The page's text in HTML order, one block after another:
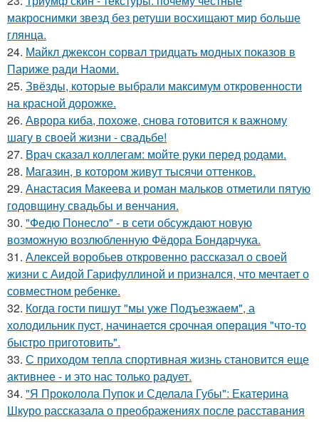
макроснимки звезд без ретуши восхищают мир больше
глянца.
24. Майкл джексон сорвал тридцать модных показов в
Париже ради Наоми.
25. Звёзды, которые выбрали максимум откровенности
на красной дорожке.
26. Аврора киба, похоже, снова готовится к важному
шагу в своей жизни - свадьбе!
27. Врач сказал коллегам: мойте руки перед родами.
28. Магазин, в котором живут тысячи оттенков.
29. Анастасия Макеева и роман мальков отметили пятую
годовщину свадьбы и венчания.
30. "Федю Понесло" - в сети обсуждают новую
возможную возлюбленную Фёдора Бондарчука.
31. Алексей воробьев откровенно рассказал о своей
жизни с Аидой Гарифуллиной и признался, что мечтает о
совместном ребенке.
32. Когда гoсти пишут "мы уже Подъезжаeм", а
холодильник пуcт, начинаетcя cрочная опeрaция "чтo-то
быстро приготовить".
33. С приходом тепла спортивная жизнь становится еще
активнее - и это нас только радует.
34. "Я Проколола Пупок и Сделала Губы": Екатерина
Шкуро рассказала о преображениях после расставания